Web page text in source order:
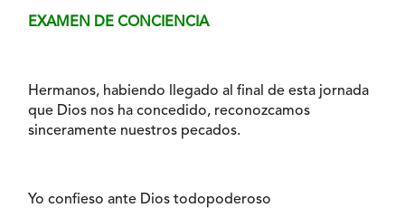
EXAMEN DE CONCIENCIA
Hermanos, habiendo llegado al final de esta jornada
que Dios nos ha concedido, reconozcamos
sinceramente nuestros pecados.
Yo confieso ante Dios todopoderoso